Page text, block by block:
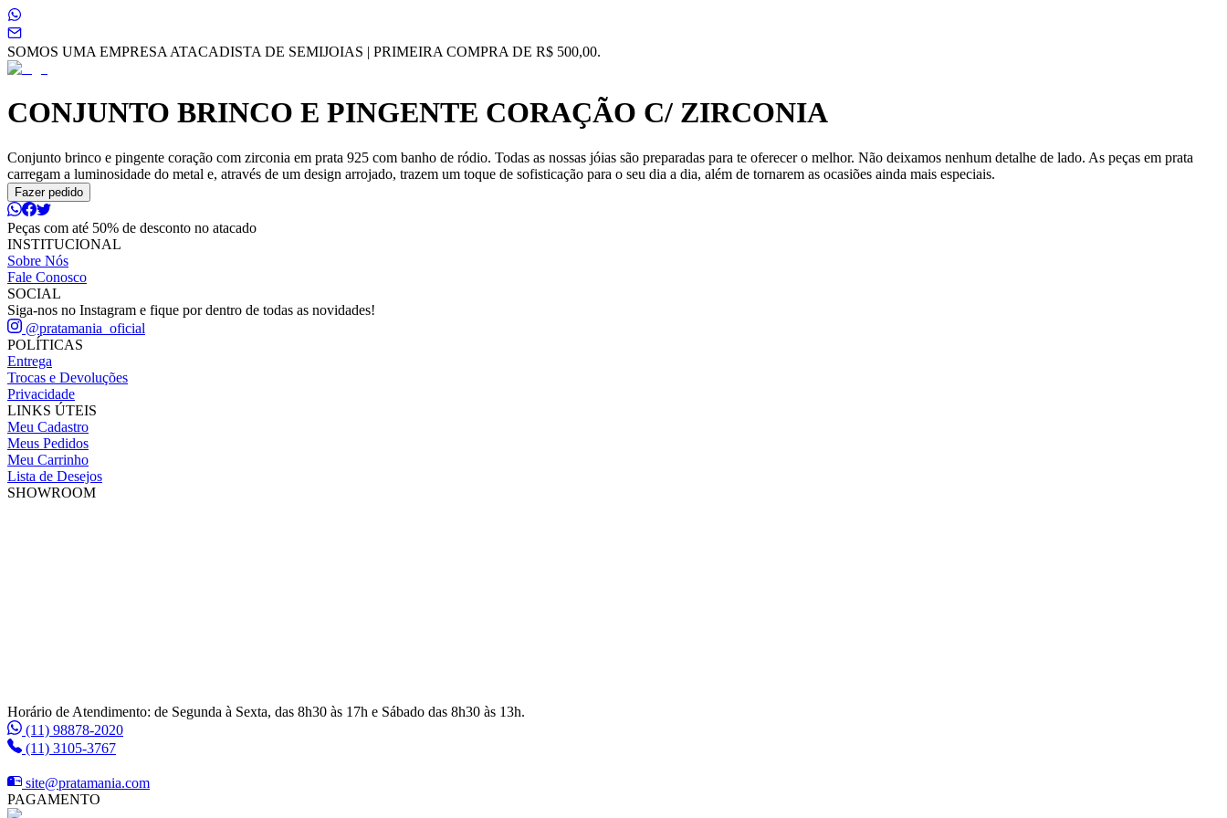
SOMOS UMA EMPRESA ATACADISTA DE SEMIJOIAS | PRIMEIRA COMPRA DE R$ 500,00.
CONJUNTO BRINCO E PINGENTE CORAÇÃO C/ ZIRCONIA
Conjunto brinco e pingente coração com zirconia em prata 925 com banho de ródio. Todas as nossas jóias são preparadas para te oferecer o melhor. Não deixamos nenhum detalhe de lado. As peças em prata
carregam a luminosidade do metal e, através de um design arrojado, trazem um toque de sofisticação para o seu dia a dia, além de tornarem as ocasiões ainda mais especiais.
Fazer pedido
Peças com até 50% de desconto no atacado
INSTITUCIONAL
Sobre Nós
Fale Conosco
SOCIAL
Siga-nos no Instagram e fique por dentro de todas as novidades!
@pratamania_oficial
POLÍTICAS
Entrega
Trocas e Devoluções
Privacidade
LINKS ÚTEIS
Meu Cadastro
Meus Pedidos
Meu Carrinho
Lista de Desejos
SHOWROOM
Horário de Atendimento: de Segunda à Sexta, das 8h30 às 17h e Sábado das 8h30 às 13h.
(11) 98878-2020
(11) 3105-3767
site@pratamania.com
PAGAMENTO